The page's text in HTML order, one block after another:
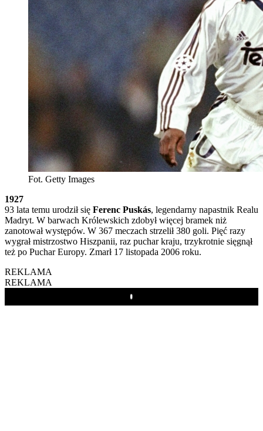
Fot. Getty Images
1927
93 lata temu urodził się Ferenc Puskás, legendarny napastnik Realu
Madryt. W barwach Królewskich zdobył więcej bramek niż
zanotował występów. W 367 meczach strzelił 380 goli. Pięć razy
wygrał mistrzostwo Hiszpanii, raz puchar kraju, trzykrotnie sięgnął
też po Puchar Europy. Zmarł 17 listopada 2006 roku.
REKLAMA
REKLAMA
Play